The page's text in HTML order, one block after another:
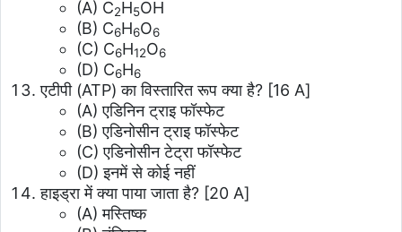
(A) C2H5OH
(B) C6H6O6
(C) C6H12O6
(D) C6H6
एटीपी (ATP) का विस्तारित रूप क्या है? [16 A]
(A) एडिनिन ट्राइ फॉस्फेट
(B) एडिनोसीन ट्राइ फॉस्फेट
(C) एडिनोसीन टेट्रा फॉस्फेट
(D) इनमें से कोई नहीं
हाइड्रा में क्या पाया जाता है? [20 A]
(A) मस्तिष्क